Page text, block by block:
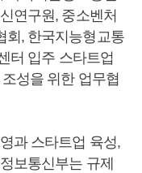
연구원, 중소벤처
회, 한국지능형교통
터 입주 스타트업
성을 위한 업무협
과 스타트업 육성,
보통신부는 규제